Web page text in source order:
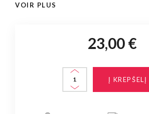
VOIR PLUS
23,00 €
Į KREPŠELĮ